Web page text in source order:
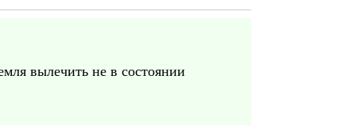
вылечить не в состоянии